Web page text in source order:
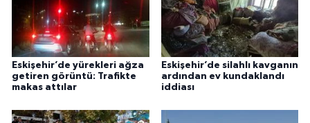
Eskişehir’de yürekleri ağza
getiren görüntü: Trafikte
makas attılar
Eskişehir’de silahlı kavganın
ardından ev kundaklandı
iddiası